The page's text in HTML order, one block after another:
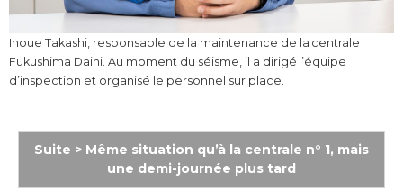
Inoue Takashi, responsable de la maintenance de la centrale
Fukushima Daini. Au moment du séisme, il a dirigé l’équipe
d’inspection et organisé le personnel sur place.
Suite > Même situation qu’à la centrale n° 1, mais
une demi-journée plus tard